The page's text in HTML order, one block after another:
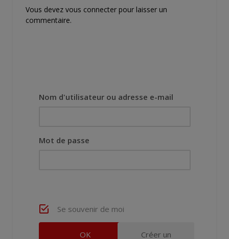
Vous devez vous connecter pour laisser un
commentaire.
Nom d'utilisateur ou adresse e-mail
Mot de passe
Se souvenir de moi
Créer un